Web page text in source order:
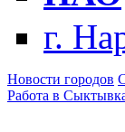
г.
Новости городов
Работа в